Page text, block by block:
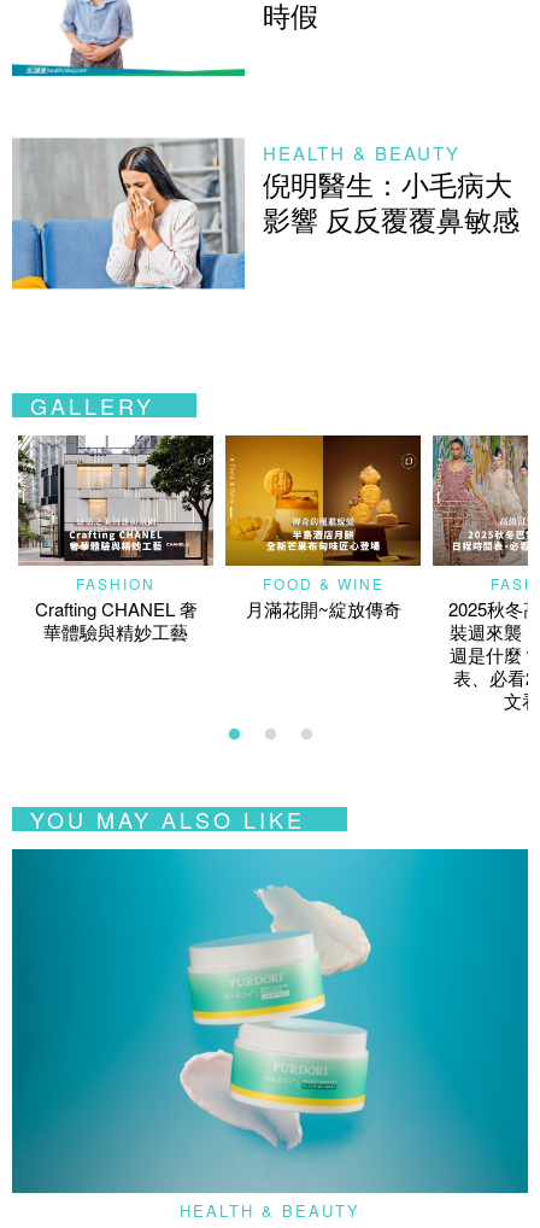
時假
HEALTH & BEAUTY
倪明醫生：小毛病大
影響 反反覆覆鼻敏感
GALLERY
FASHION
Crafting CHANEL 奢
華體驗與精妙工藝
FOOD & WINE
月滿花開~綻放傳奇
2025秋冬
裝週來襲
週是什麼
表、必看
文
YOU MAY ALSO LIKE
HEALTH & BEAUTY